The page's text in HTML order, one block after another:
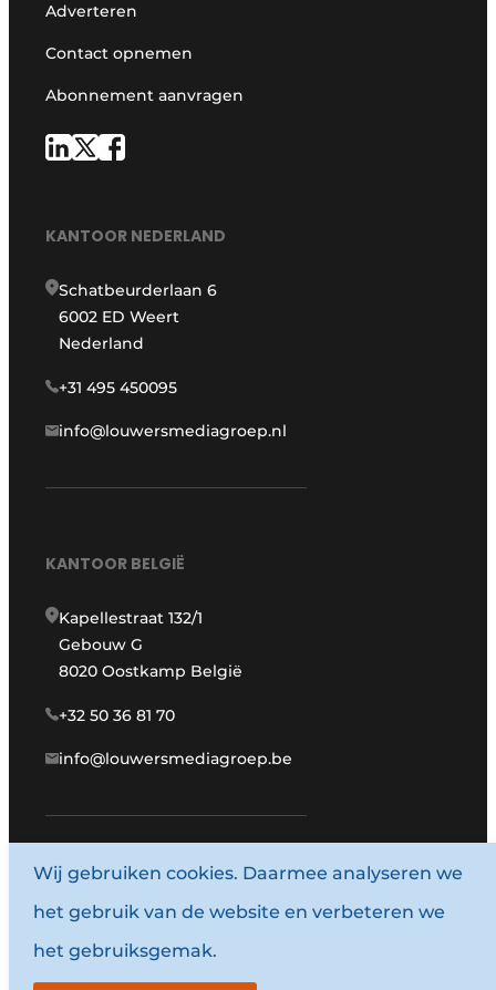
Adverteren
Contact opnemen
Abonnement aanvragen
KANTOOR NEDERLAND
Schatbeurderlaan 6
6002 ED Weert
Nederland
+31 495 450095
info@louwersmediagroep.nl
KANTOOR BELGIË
Kapellestraat 132/1
Gebouw G
8020 Oostkamp België
+32 50 36 81 70
info@louwersmediagroep.be
www.louwersmediagroep.com
© 1987 - 2026 Louwersmediagroep.
Algemene voorwaarden
Wij gebruiken cookies. Daarmee analyseren we
het gebruik van de website en verbeteren we
het gebruiksgemak.